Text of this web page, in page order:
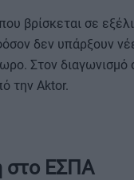
βρίσκεται σε
δεν υπάρξουν
Στον διαγωνισμό
την Aktor.
στο ΕΣΠΑ